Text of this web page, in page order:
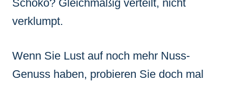
Schoko? Gleichmäßig verteilt, nicht
verklumpt.
Wenn Sie Lust auf noch mehr Nuss-
Genuss haben, probieren Sie doch mal